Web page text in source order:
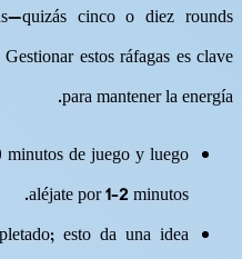
cinco o diez rounds
estos ráfagas es clave
para mantener la energía.
minutos de juego y luego
aléjate por 1–2 minutos.
esto da una idea